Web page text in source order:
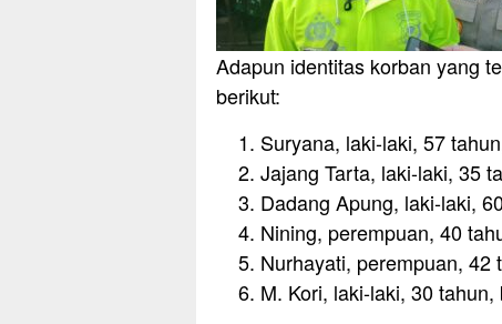
Adapun identitas korban yang
berikut:
Suryana, laki-laki, 57
Jajang Tarta, laki-laki, 35
Dadang Apung, laki-laki,
Nining, perempuan, 40
Nurhayati, perempuan, 42
M. Kori, laki-laki, 30